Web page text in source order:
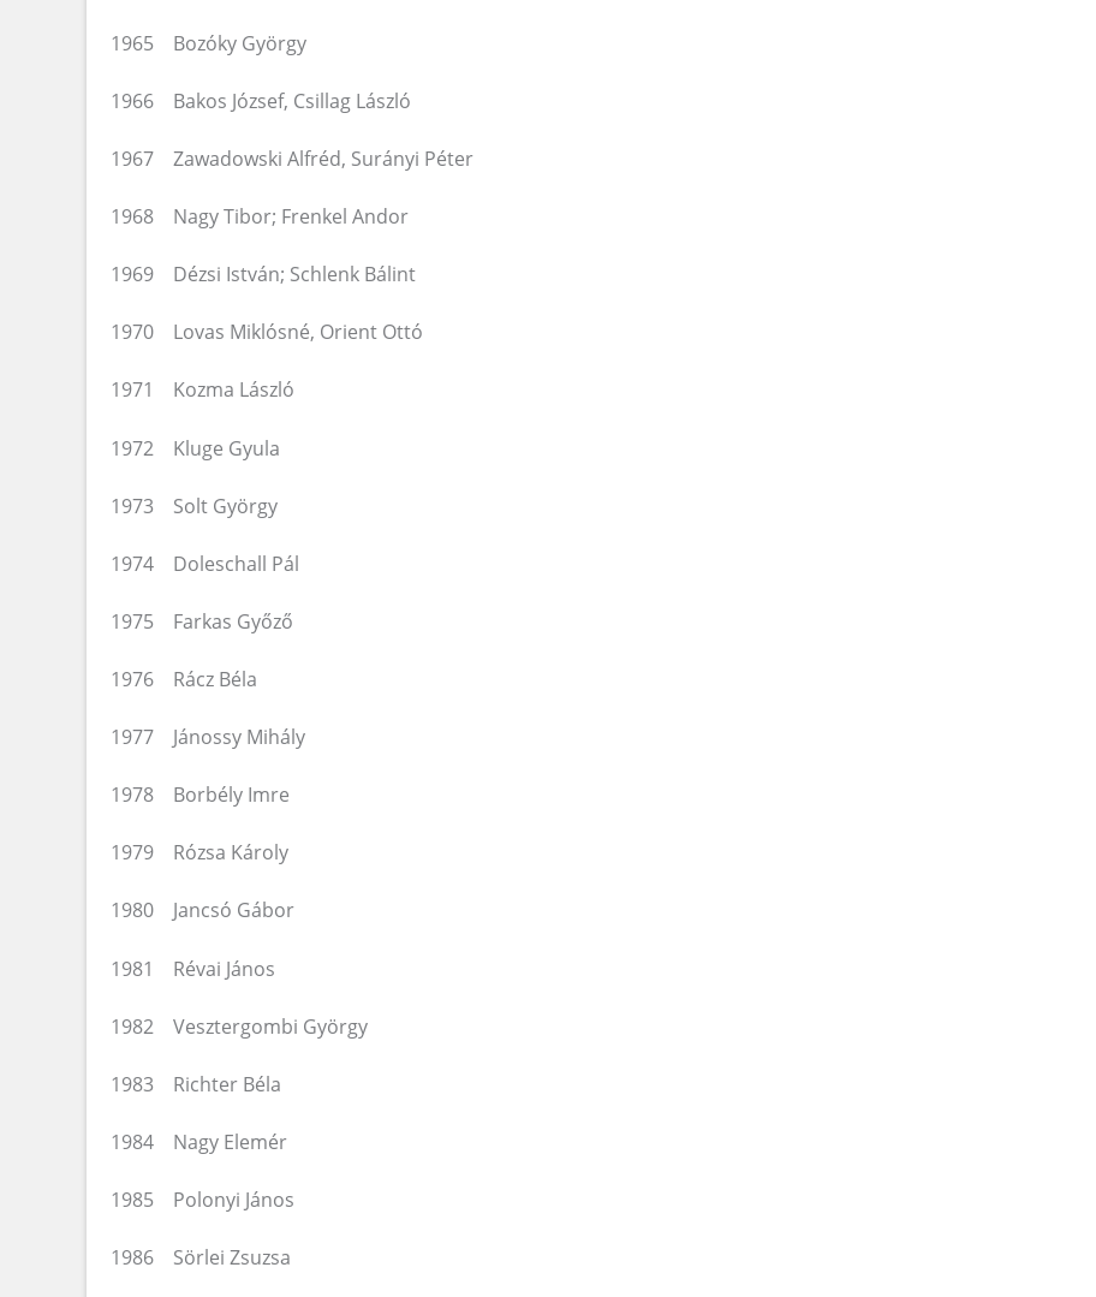
1965 Bozóky György
1966 Bakos József, Csillag László
1967 Zawadowski Alfréd, Surányi Péter
1968 Nagy Tibor; Frenkel Andor
1969 Dézsi István; Schlenk Bálint
1970 Lovas Miklósné, Orient Ottó
1971 Kozma László
1972 Kluge Gyula
1973 Solt György
1974 Doleschall Pál
1975 Farkas Győző
1976 Rácz Béla
1977 Jánossy Mihály
1978 Borbély Imre
1979 Rózsa Károly
1980 Jancsó Gábor
1981 Révai János
1982 Vesztergombi György
1983 Richter Béla
1984 Nagy Elemér
1985 Polonyi János
1986 Sörlei Zsuzsa